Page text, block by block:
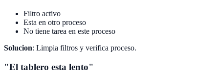
Filtro activo
Esta en otro proceso
No tiene tarea en este proceso
Solucion: Limpia filtros y verifica proceso.
"El tablero esta lento"